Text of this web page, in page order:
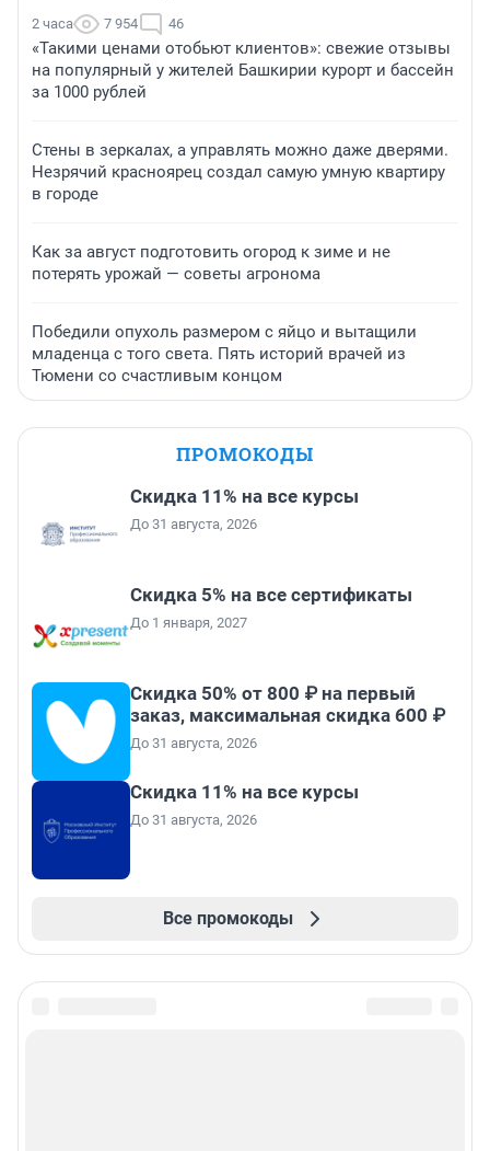
2 часа 7 954 46
«Такими ценами отобьют клиентов»: свежие отзывы
на популярный у жителей Башкирии курорт и бассейн
за 1000 рублей
Стены в зеркалах, а управлять можно даже дверями.
Незрячий красноярец создал самую умную квартиру
в городе
Как за август подготовить огород к зиме и не
потерять урожай — советы агронома
Победили опухоль размером с яйцо и вытащили
младенца с того света. Пять историй врачей из
Тюмени со счастливым концом
ПРОМОКОДЫ
Скидка 11% на все курсы
До 31 августа, 2026
Скидка 5% на все сертификаты
До 1 января, 2027
Скидка 50% от 800 ₽ на первый
заказ, максимальная скидка 600 ₽
До 31 августа, 2026
Скидка 11% на все курсы
До 31 августа, 2026
Все промокоды